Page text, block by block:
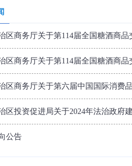
区商务厅关于第114届全国糖酒商
区商务厅关于第114届全国糖酒商
区商务厅关于第六届中国国际消费
区投资促进局关于2024年法治政府
公告